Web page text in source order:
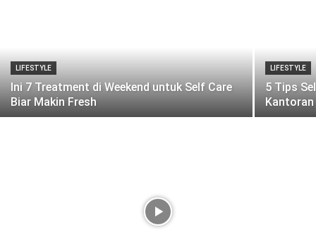
LIFESTYLE
Ini 7 Treatment di Weekend untuk Self Care
Biar Makin Fresh
LIFESTYLE
5 Tips